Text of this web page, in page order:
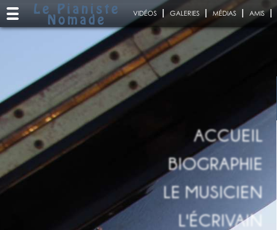
VIDÉOS GALERIES MÉDIAS AMIS
ACCUEIL
BIOGRAPHIE
LE MUSICIEN
L'ÉCRIVAIN